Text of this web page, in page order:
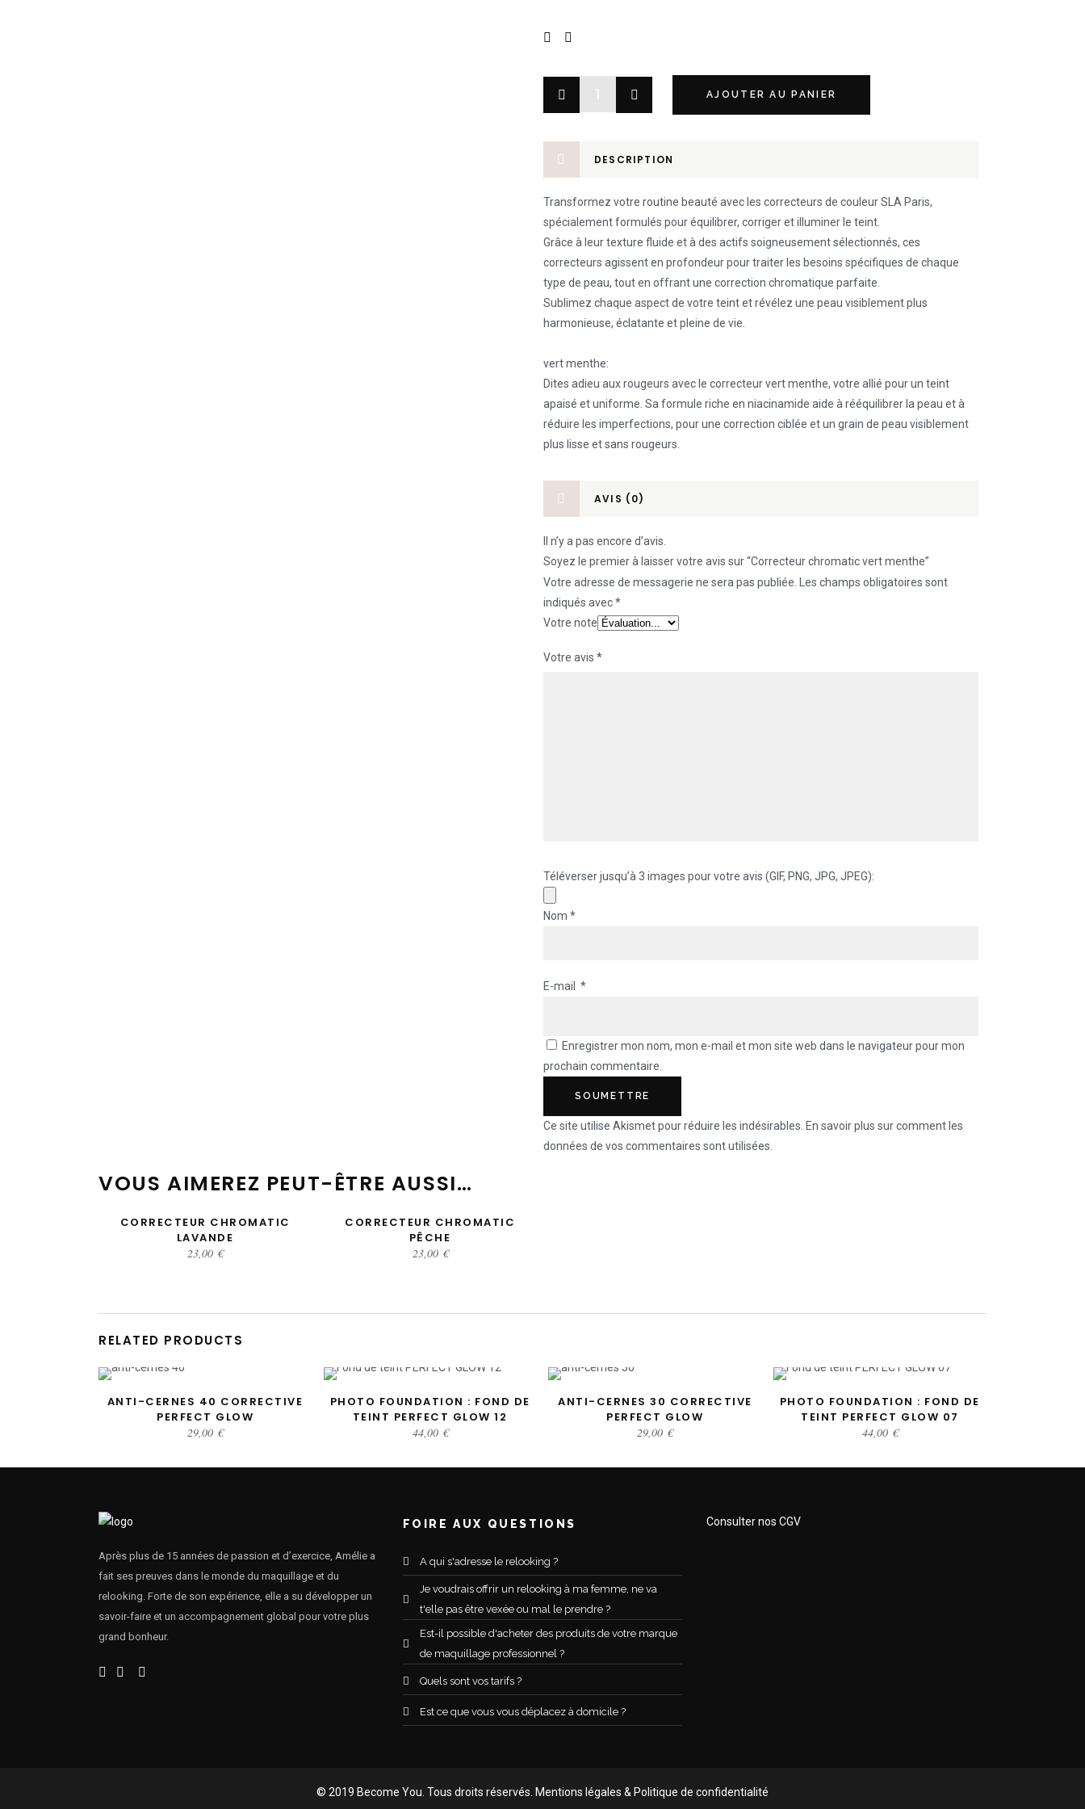
AJOUTER AU PANIER
DESCRIPTION
Transformez votre routine beauté avec les correcteurs de couleur SLA Paris,
spécialement formulés pour équilibrer, corriger et illuminer le teint.
Grâce à leur texture fluide et à des actifs soigneusement sélectionnés, ces
correcteurs agissent en profondeur pour traiter les besoins spécifiques de chaque
type de peau, tout en offrant une correction chromatique parfaite.
Sublimez chaque aspect de votre teint et révélez une peau visiblement plus
harmonieuse, éclatante et pleine de vie.
vert menthe:
Dites adieu aux rougeurs avec le correcteur vert menthe, votre allié pour un teint
apaisé et uniforme. Sa formule riche en niacinamide aide à rééquilibrer la peau et à
réduire les imperfections, pour une correction ciblée et un grain de peau visiblement
plus lisse et sans rougeurs.
AVIS (0)
Il n’y a pas encore d’avis.
Soyez le premier à laisser votre avis sur “Correcteur chromatic vert menthe”
Votre adresse de messagerie ne sera pas publiée.
Les champs obligatoires sont
indiqués avec*
Votre note
Votre avis *
Téléverser jusqu’à 3 images pour votre avis (GIF, PNG, JPG, JPEG):
Nom *
E-mail *
Enregistrer mon nom, mon e-mail et mon site web dans le navigateur pour mon
prochain commentaire.
Ce site utilise Akismet pour réduire les indésirables. En savoir plus sur comment les
données de vos commentaires sont utilisées
VOUS AIMEREZ PEUT-ÊTRE AUSSI…
AJOUTER AU PANIER
CORRECTEUR CHROMATIC
LAVANDE
23,00 €
AJOUTER AU PANIER
CORRECTEUR CHROMATIC
PÊCHE
23,00 €
RELATED PRODUCTS
AJOUTER AU PANIER
ANTI-CERNES 40 CORRECTIVE
PERFECT GLOW
29,00 €
AJOUTER AU PANIER
PHOTO FOUNDATION : FOND DE
TEINT PERFECT GLOW 12
44,00 €
AJOUTER AU PANIER
ANTI-CERNES 30 CORRECTIVE
PERFECT GLOW
29,00 €
AJOUTER AU PANIER
PHOTO FOUNDATION : FOND DE
TEINT PERFECT GLOW 07
44,00 €
Après plus de 15 années de passion et d’exercice, Amélie a
fait ses preuves dans le monde du maquillage et du
relooking. Forte de son expérience, elle a su développer un
savoir-faire et un accompagnement global pour votre plus
grand bonheur.
FOIRE AUX QUESTIONS
A qui s'adresse le relooking ?
Je voudrais offrir un relooking à ma femme, ne va
t'elle pas être vexée ou mal le prendre ?
Est-il possible d'acheter des produits de votre marque
de maquillage professionnel ?
Quels sont vos tarifs ?
Est ce que vous vous déplacez à domicile ?
Consulter nos CGV
© 2019 Become You. Tous droits réservés. Mentions légales & Politique de confidentialité